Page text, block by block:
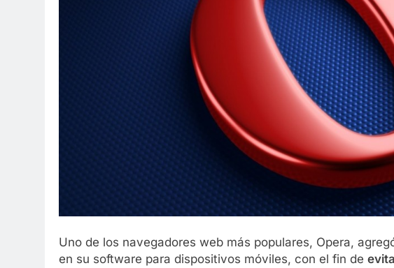
Uno de los navegadores web más populares, Opera,
en su software para dispositivos móviles, con el fin de